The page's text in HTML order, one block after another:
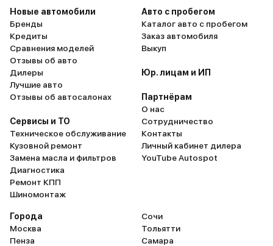
Новые автомобили
Бренды
Кредиты
Сравнения моделей
Отзывы об авто
Дилеры
Лучшие авто
Отзывы об автосалонах
Сервисы и ТО
Техническое обслуживание
Кузовной ремонт
Замена масла и фильтров
Диагностика
Ремонт КПП
Шиномонтаж
Авто с пробегом
Каталог авто с пробегом
Заказ автомобиля
Выкуп
Юр. лицам и ИП
Партнёрам
О нас
Сотрудничество
Контакты
Личный кабинет дилера
YouTube Autospot
Города
Москва
Пенза
Сочи
Тольятти
Самара